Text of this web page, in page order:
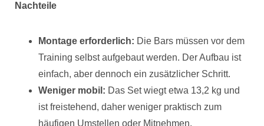
Nachteile
Montage erforderlich: Die Bars müssen vor dem
Training selbst aufgebaut werden. Der Aufbau ist
einfach, aber dennoch ein zusätzlicher Schritt.
Weniger mobil: Das Set wiegt etwa 13,2 kg und
ist freistehend, daher weniger praktisch zum
häufigen Umstellen oder Mitnehmen.